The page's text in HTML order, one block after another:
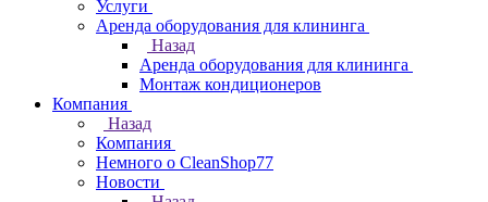
Услуги
Аренда оборудования для клининга
Назад
Аренда оборудования для клининга
Монтаж кондиционеров
Компания
Назад
Компания
Немного о CleanShop77
Новости